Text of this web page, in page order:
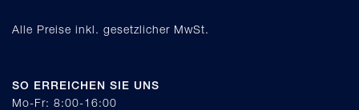
Alle Preise inkl. gesetzlicher MwSt.
SO ERREICHEN SIE UNS
Mo-Fr: 8:00-16:00